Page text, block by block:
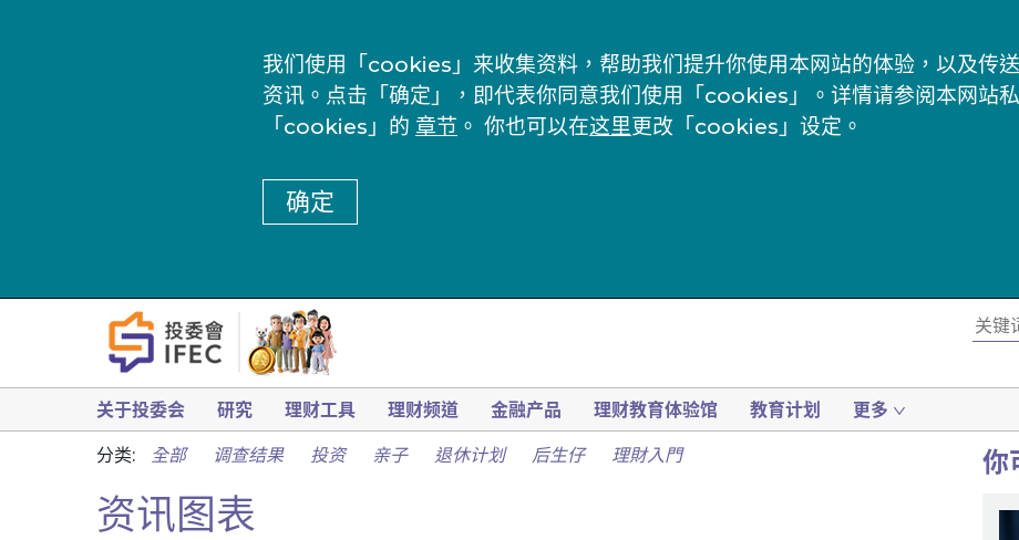
我们使用「cookies」来收集资料，帮助我们提升你使用本网站的体验，以及传
资讯。点击「确定」，即代表你同意我们使用「cookies」。详情请参阅本网站
「cookies」的 章节 。 你也可以在这里更改「cookies」设定。
确定
关于投委会 研究 理财工具 理财频道 金融产品 理财教育体验馆 教育计划 更多
分类: 全部 调查结果 投资 亲子 退休计划 后生仔 理財入門
资讯图表
你